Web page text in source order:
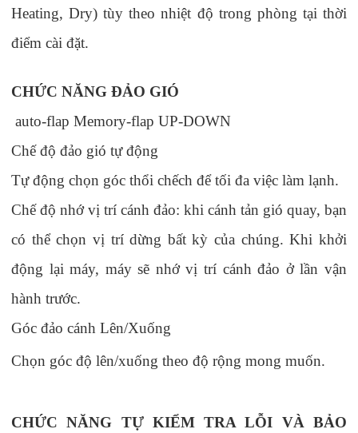
Heating, Dry) tùy theo nhiệt độ trong phòng tại thời
điểm cài đặt.
CHỨC NĂNG ĐẢO GIÓ
auto-flap Memory-flap UP-DOWN
Chế độ đảo gió tự động
Tự động chọn góc thổi chếch để tối đa việc làm lạnh.
Chế độ nhớ vị trí cánh đảo: khi cánh tản gió quay, bạn
có thể chọn vị trí dừng bất kỳ của chúng. Khi khởi
động lại máy, máy sẽ nhớ vị trí cánh đảo ở lần vận
hành trước.
Góc đảo cánh Lên/Xuống
Chọn góc độ lên/xuống theo độ rộng mong muốn.
CHỨC NĂNG TỰ KIỂM TRA LỖI VÀ BẢO